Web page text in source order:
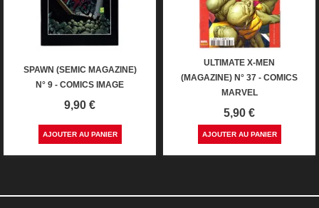
SPAWN (SEMIC MAGAZINE)
N° 9 - COMICS IMAGE
Prix
9,90 €
AJOUTER AU PANIER
ULTIMATE X-MEN
(MAGAZINE) N° 37 - COMICS
MARVEL
Prix
5,90 €
AJOUTER AU PANIER